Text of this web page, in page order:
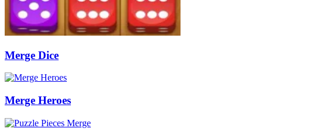
Merge Dice
Merge Heroes